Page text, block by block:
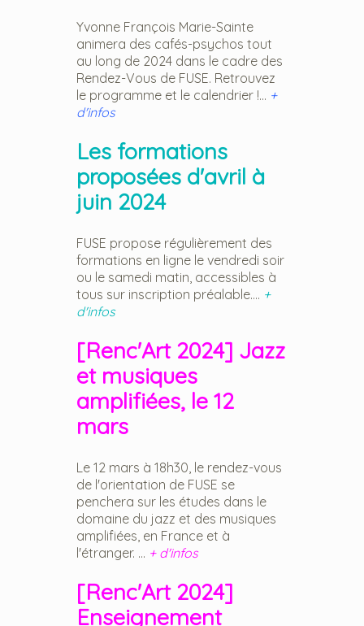
Yvonne François Marie-Sainte
animera des cafés-psychos tout
au long de 2024 dans le cadre des
Rendez-Vous de FUSE. Retrouvez
le programme et le calendrier !... +
d'infos
Les formations
proposées d'avril à
juin 2024
FUSE propose régulièrement des
formations en ligne le vendredi soir
ou le samedi matin, accessibles à
tous sur inscription préalable.... +
d'infos
[Renc'Art 2024] Jazz
et musiques
amplifiées, le 12
mars
Le 12 mars à 18h30, le rendez-vous
de l'orientation de FUSE se
penchera sur les études dans le
domaine du jazz et des musiques
amplifiées, en France et à
l'étranger. ... + d'infos
[Renc'Art 2024]
Enseignement